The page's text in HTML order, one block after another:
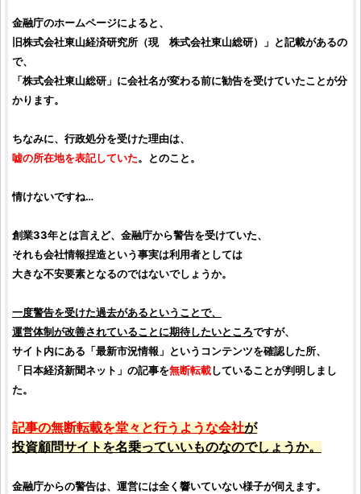
金融庁のホームページによると、
旧株式会社東山経済研究所 （現 株式会社東山総研）」と記載があるの
で、
「株式会社東山総研 」に会社名が変わる前に勧告を受けていたことが分
かります。
ちなみに、行政処分を受けた理由は、
嘘の所在地を表記していた。とのこと。
情けないですね…
創業33年とは言えど、 金融庁から警告を受けていた、
それも会社情報捏造という事実は利用者としては
大きな不安要素となるのではないでしょうか。
一度警告を受けた過去があるということで、
運営体制が改善されていることに期待したいところですが、
サイト内にある「最新市況情報」というコンテンツを確認した所、
「日本経済新聞ネット 」の記事を無断転載していることが判明しまし
た。
記事の無断転載を堂々と行うような会社が
投資顧問サイト を名乗っていいものなのでしょうか。
金融庁からの警告は、運営には全く響いていない様子が伺えます。